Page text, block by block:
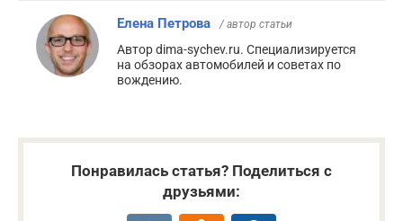
Елена Петрова / автор статьи
Автор dima-sychev.ru. Специализируется
на обзорах автомобилей и советах по
вождению.
Понравилась статья? Поделиться с
друзьями: